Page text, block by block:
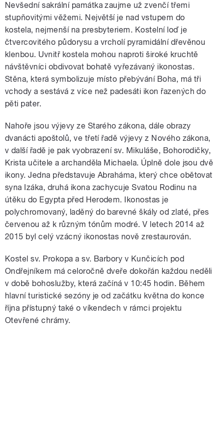
Nevšední sakrální památka zaujme už zvenčí třemi
stupňovitými věžemi. Největší je nad vstupem do
kostela, nejmenší na presbyteriem. Kostelní loď je
čtvercovitého půdorysu a vrcholí pyramidální dřevěnou
klenbou. Uvnitř kostela mohou naproti široké kruchtě
návštěvníci obdivovat bohatě vyřezávaný ikonostas.
Stěna, která symbolizuje místo přebývání Boha, má tři
vchody a sestává z více než padesáti ikon řazených do
pěti pater.
Nahoře jsou výjevy ze Starého zákona, dále obrazy
dvanácti apoštolů, ve třetí řadě výjevy z Nového zákona,
v další řadě je pak vyobrazení sv. Mikuláše, Bohorodičky,
Krista učitele a archanděla Michaela. Úplně dole jsou dvě
ikony. Jedna představuje Abraháma, který chce obětovat
syna Izáka, druhá ikona zachycuje Svatou Rodinu na
útěku do Egypta před Herodem. Ikonostas je
polychromovaný, laděný do barevné škály od zlaté, přes
červenou až k různým tónům modré. V letech 2014 až
2015 byl celý vzácný ikonostas nově zrestaurován.
Kostel sv. Prokopa a sv. Barbory v Kunčicích pod
Ondřejníkem má celoročně dveře dokořán každou neděli
v době bohoslužby, která začíná v 10:45 hodin. Během
hlavní turistické sezóny je od začátku května do konce
října přístupný také o víkendech v rámci projektu
Otevřené chrámy.